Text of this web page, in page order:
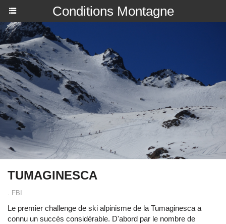
Conditions Montagne
TUMAGINESCA
. FBI
Le premier challenge de ski alpinisme de la Tumaginesca a
connu un succès considérable. D'abord par le nombre de